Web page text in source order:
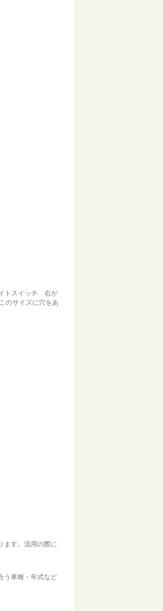
トスイッチ 右が
のサイズに穴をあ
ます。流用の際に
う車種・年式など